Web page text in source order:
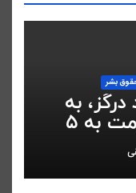
بشر
به
دلیل «مخالفت» با حکومت به ۵